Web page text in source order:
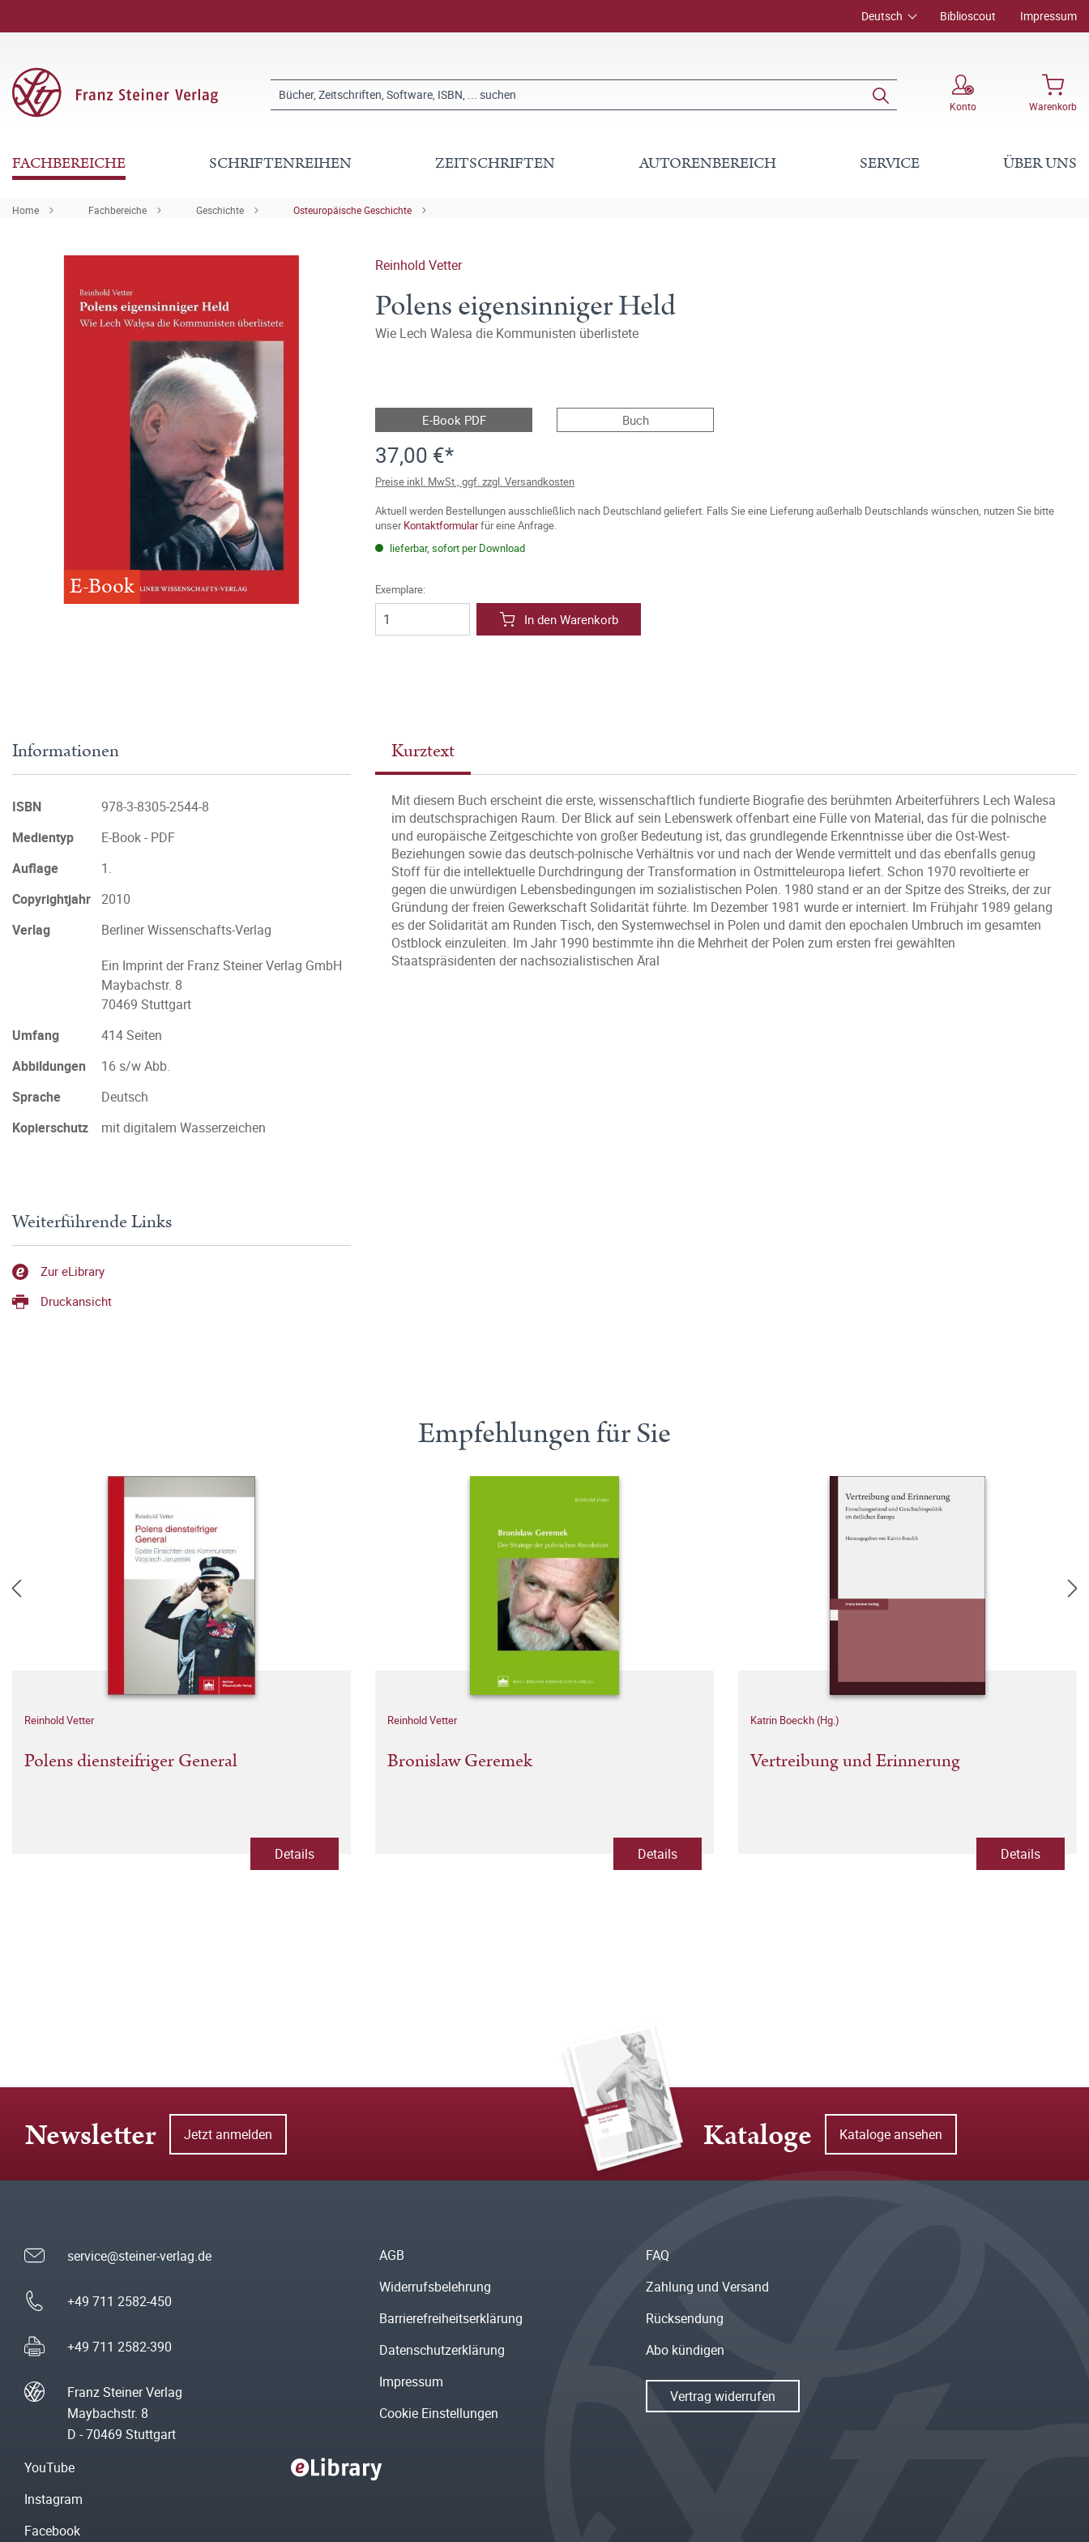
Deutsch Biblioscout Impressum
Konto Warenkorb
FACHBEREICHE SCHRIFTENREIHEN ZEITSCHRIFTEN AUTORENBEREICH SERVICE ÜBER UNS
Home Fachbereiche Geschichte Osteuropäische Geschichte
E-Book
Reinhold Vetter
Polens eigensinniger Held
Wie Lech Walesa die Kommunisten überlistete
E-Book PDF Buch
37,00 €*
Preise inkl. MwSt., ggf. zzgl. Versandkosten
Aktuell werden Bestellungen ausschließlich nach Deutschland geliefert. Falls Sie eine Lieferung außerhalb Deutschlands wünschen, nutzen Sie bitte
unserKontaktformularfür eine Anfrage.
lieferbar, sofort per Download
Exemplare:
In den Warenkorb
Kurztext
Mit diesem Buch erscheint die erste, wissenschaftlich fundierte Biografie des berühmten Arbeiterführers Lech Walesa
im deutschsprachigen Raum. Der Blick auf sein Lebenswerk offenbart eine Fülle von Material, das für die polnische
und europäische Zeitgeschichte von großer Bedeutung ist, das grundlegende Erkenntnisse über die Ost-West-
Beziehungen sowie das deutsch-polnische Verhältnis vor und nach der Wende vermittelt und das ebenfalls genug
Stoff für die intellektuelle Durchdringung der Transformation in Ostmitteleuropa liefert. Schon 1970 revoltierte er
gegen die unwürdigen Lebensbedingungen im sozialistischen Polen. 1980 stand er an der Spitze des Streiks, der zur
Gründung der freien Gewerkschaft Solidarität führte. Im Dezember 1981 wurde er interniert. Im Frühjahr 1989 gelang
es der Solidarität am Runden Tisch, den Systemwechsel in Polen und damit den epochalen Umbruch im gesamten
Ostblock einzuleiten. Im Jahr 1990 bestimmte ihn die Mehrheit der Polen zum ersten frei gewählten
Staatspräsidenten der nachsozialistischen Äral
Informationen
ISBN
978-3-8305-2544-8
Medientyp
E-Book - PDF
Auflage
1.
Copyrightjahr 2010
Verlag
Berliner Wissenschafts-Verlag
Ein Imprint der Franz Steiner Verlag GmbH
Maybachstr. 8
70469 Stuttgart
Umfang
414 Seiten
Abbildungen
16 s/w Abb.
Sprache
Deutsch
Kopierschutz
mit digitalem Wasserzeichen
Weiterführende Links
Zur eLibrary
Druckansicht
Empfehlungen für Sie
Reinhold Vetter
Polens diensteifriger General
Details
Reinhold Vetter
Bronislaw Geremek
Details
Katrin Boeckh (Hg.)
Vertreibung und Erinnerung
Details
Newsletter Jetzt anmelden Kataloge Kataloge ansehen
service@steiner-verlag.de
+49 711 2582-450
+49 711 2582-390
Franz Steiner Verlag
Maybachstr. 8
D - 70469 Stuttgart
AGB
Widerrufsbelehrung
Barrierefreiheitserklärung
Datenschutzerklärung
Impressum
Cookie Einstellungen
FAQ
Zahlung und Versand
Rücksendung
Abo kündigen
Vertrag widerrufen
YouTube
Instagram
Facebook